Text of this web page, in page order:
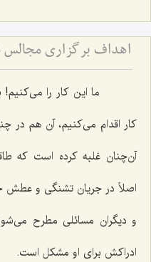
ما این کار را می‌کنیم!
کار اقدام می‌کنیم، آن هم در
آن‌چنان غلبه کرده است که
اصلاً در جریان تشنگی و عطش
و دیگران مسائلی مطرح
ادراکش برای او مشکل است.